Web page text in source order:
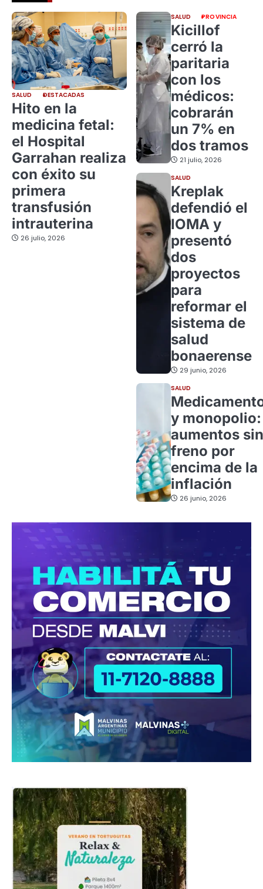
SALUD DESTACADAS
Hito en la
medicina fetal:
el Hospital
Garrahan realiza
con éxito su
primera
transfusión
intrauterina
26 julio, 2026
SALUD PROVINCIA
Kicillof
cerró la
paritaria
con los
médicos:
cobrarán
un 7% en
dos tramos
21 julio, 2026
SALUD
Kreplak
defendió el
IOMA y
presentó
dos
proyectos
para
reformar el
sistema de
salud
bonaerense
29 junio, 2026
SALUD
y monopolio:
aumentos sin
freno por
encima de la
inflación
26 junio, 2026